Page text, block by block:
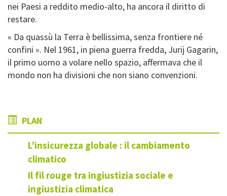
nei Paesi a reddito medio-alto, ha ancora il diritto di
restare.
« Da quassù la Terra è bellissima, senza frontiere né
confini ». Nel 1961, in piena guerra fredda, Jurij Gagarin,
il primo uomo a volare nello spazio, affermava che il
mondo non ha divisioni che non siano convenzioni.
PLAN
L’insicurezza globale : il cambiamento
climatico
Il fil rouge tra ingiustizia sociale e
ingiustizia climatica